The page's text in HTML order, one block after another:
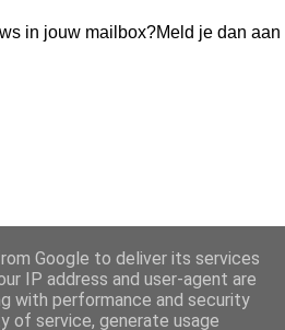
in jouw mailbox?Meld je dan aan
Google to deliver its services
IP address and user-agent are
with performance and security
of service, generate usage